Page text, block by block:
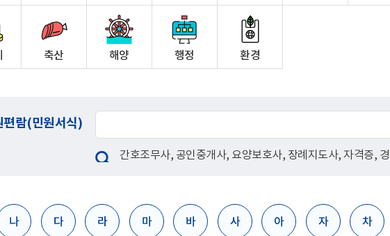
축산 해양 행정 환경
편람(민원서식)
간호조무사, 공인중개사, 요양보호사, 장례지도사,자격증,
나 다 라 마 바 사 아 자 차